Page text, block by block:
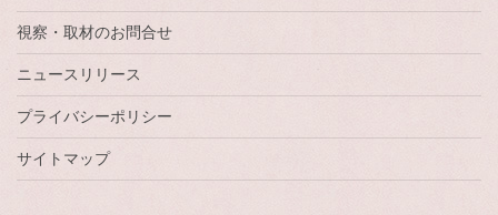
視察・取材のお問合せ
ニュースリリース
プライバシーポリシー
サイトマップ